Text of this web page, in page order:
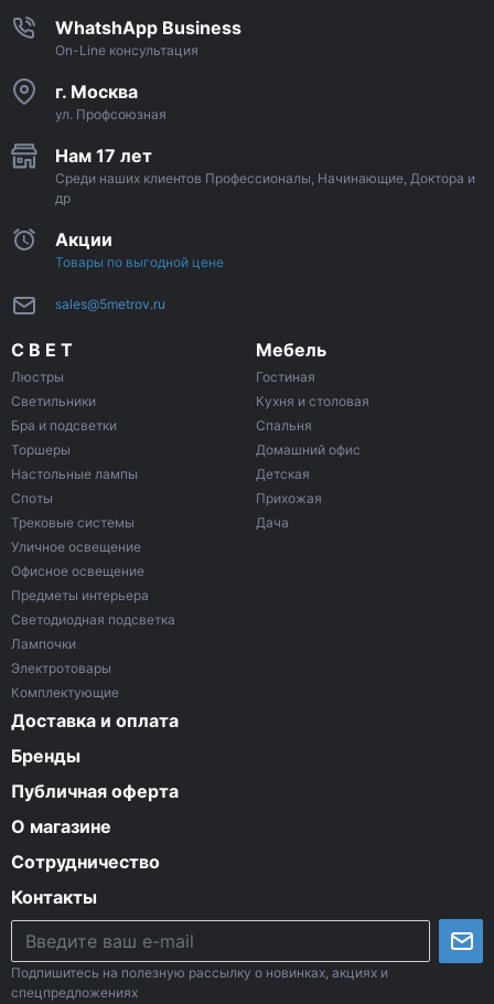
WhatshApp Business
On-Line консультация
г. Москва
ул. Профсоюзная
Нам 17 лет
Среди наших клиентов Профессионалы, Начинающие, Доктора и
др
Акции
Товары по выгодной цене
sales@5metrov.ru
С В Е Т
Люстры
Светильники
Бра и подсветки
Торшеры
Настольные лампы
Споты
Трековые системы
Уличное освещение
Офисное освещение
Предметы интерьера
Светодиодная подсветка
Лампочки
Электротовары
Комплектующие
Мебель
Гостиная
Кухня и столовая
Спальня
Домашний офис
Детская
Прихожая
Дача
Доставка и оплата
Бренды
Публичная оферта
О магазине
Сотрудничество
Контакты
Подпишитесь на полезную рассылку о новинках, акциях и
спецпредложениях